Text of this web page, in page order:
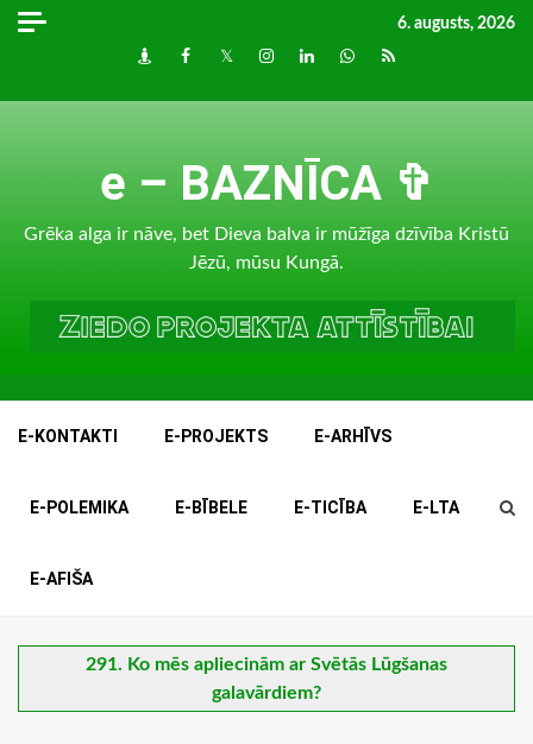
Skip
6. augusts, 2026
DraugiemFacebook
TwitterInstagram
LinkedInwhatsapp
RSS
e – BAZNĪCA ✞
Grēka alga ir nāve, bet Dieva balva ir mūžīga dzīvība Kristū
Jēzū, mūsu Kungā.
E-KONTAKTI E-PROJEKTS E-ARHĪVS
E-POLEMIKA E-BĪBELE E-TICĪBA E-LTA
E-AFIŠA
291. Ko mēs apliecinām ar Svētās Lūgšanas
galavārdiem?